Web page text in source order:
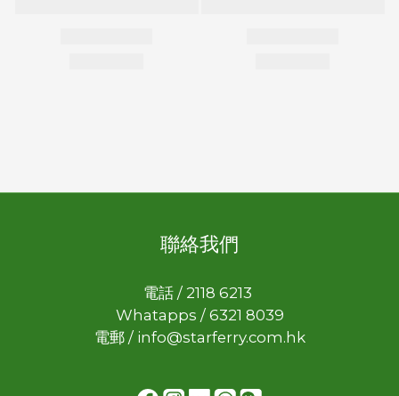
聯絡我們
電話 / 2118 6213
Whatapps / 6321 8039
電郵 / info@starferry.com.hk